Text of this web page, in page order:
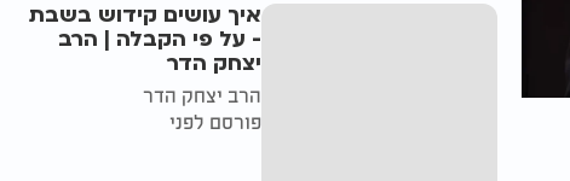
איך עושים קידוש בשבת
- על פי הקבלה | הרב
יצחק הדר
הרב יצחק הדר
פורסם לפני